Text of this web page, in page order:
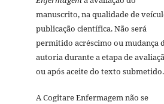
manuscrito, na qualidade de
publicação científica. Não será
permitido acréscimo ou mudança
autoria durante a etapa de
ou após aceite do texto submetido.
A Cogitare Enfermagem não se